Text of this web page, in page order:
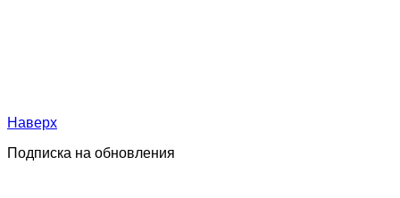
Наверх
Подписка на обновления